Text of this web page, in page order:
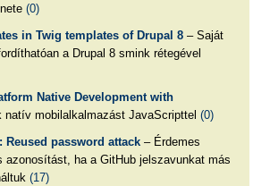
(0)
in Twig templates of Drupal 8– Saját
a Drupal 8 smink rétegével
Native Development with
mobilalkalmazást JavaScripttel (0)
Reused password attack– Érdemes
azonosítást, ha a GitHub jelszavunkat más
(17)